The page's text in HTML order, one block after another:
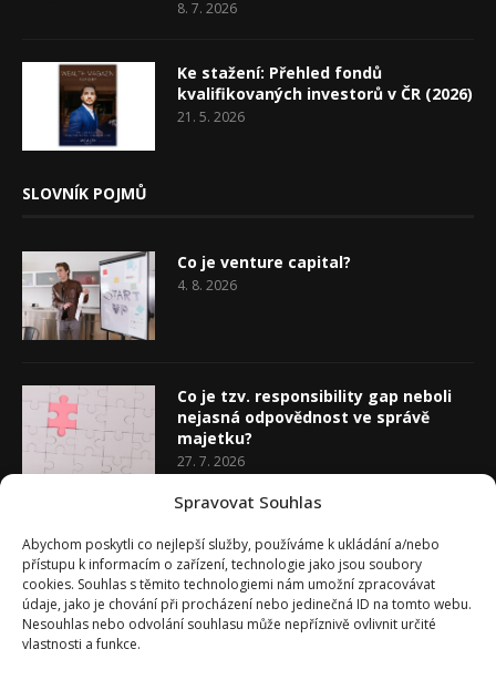
Spravovat Souhlas
Abychom poskytli co nejlepší služby, používáme k ukládání a/nebo
přístupu k informacím o zařízení, technologie jako jsou soubory
cookies. Souhlas s těmito technologiemi nám umožní zpracovávat
údaje, jako je chování při procházení nebo jedinečná ID na tomto webu.
Nesouhlas nebo odvolání souhlasu může nepříznivě ovlivnit určité
vlastnosti a funkce.
8. 7. 2026
Ke stažení: Přehled fondů
kvalifikovaných investorů v ČR (2026)
21. 5. 2026
SLOVNÍK POJMŮ
Co je venture capital?
4. 8. 2026
Co je tzv. responsibility gap neboli
nejasná odpovědnost ve správě
majetku?
27. 7. 2026
20. 7. 2026